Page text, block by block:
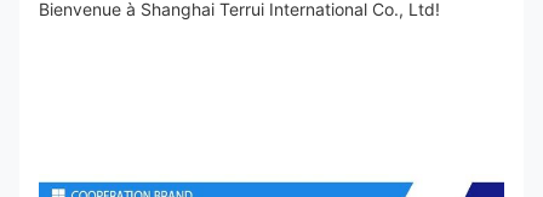
Bienvenue à Shanghai Terrui International Co., Ltd!